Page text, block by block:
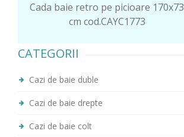
Cada baie retro pe picioare 170x73
cm cod.CAYC1773
CATEGORII
Cazi de baie duble
Cazi de baie drepte
Cazi de baie colt